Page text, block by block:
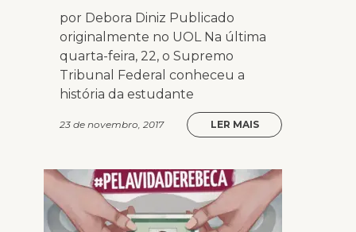
por Debora Diniz Publicado
originalmente no UOL Na última
quarta-feira, 22, o Supremo
Tribunal Federal conheceu a
história da estudante
23 de novembro, 2017 LER MAIS